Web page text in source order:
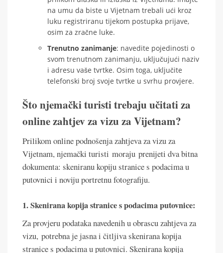
na umu da biste u Vijetnam trebali ući kroz
luku registriranu tijekom postupka prijave,
osim za zračne luke.
Trenutno zanimanje: navedite pojedinosti o
svom trenutnom zanimanju, uključujući naziv
i adresu vaše tvrtke. Osim toga, uključite
telefonski broj svoje tvrtke u svrhu provjere.
Što njemački turisti trebaju učitati za
online zahtjev za vizu za Vijetnam?
Prilikom online podnošenja zahtjeva za vizu za
Vijetnam, njemački turisti moraju prenijeti dva bitna
dokumenta: skeniranu kopiju stranice s podacima u
putovnici i noviju portretnu fotografiju.
1. Skenirana kopija stranice s podacima putovnice:
Za provjeru podataka navedenih u obrascu zahtjeva za
vizu, potrebna je jasna i čitljiva skenirana kopija
stranice s podacima u putovnici. Skenirana kopija